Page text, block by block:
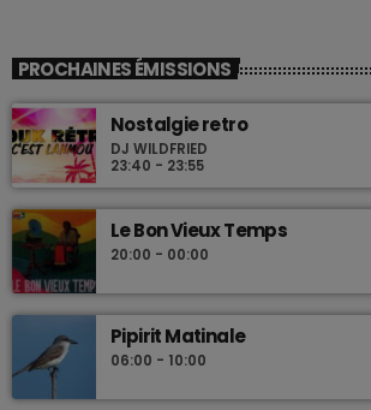
PROCHAINES ÉMISSIONS
Nostalgie retro
DJ WILDFRIED
23:40 - 23:55
Le Bon Vieux Temps
20:00 - 00:00
Pipirit Matinale
06:00 - 10:00